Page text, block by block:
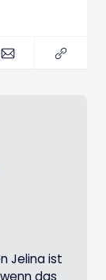
Jelina ist
das